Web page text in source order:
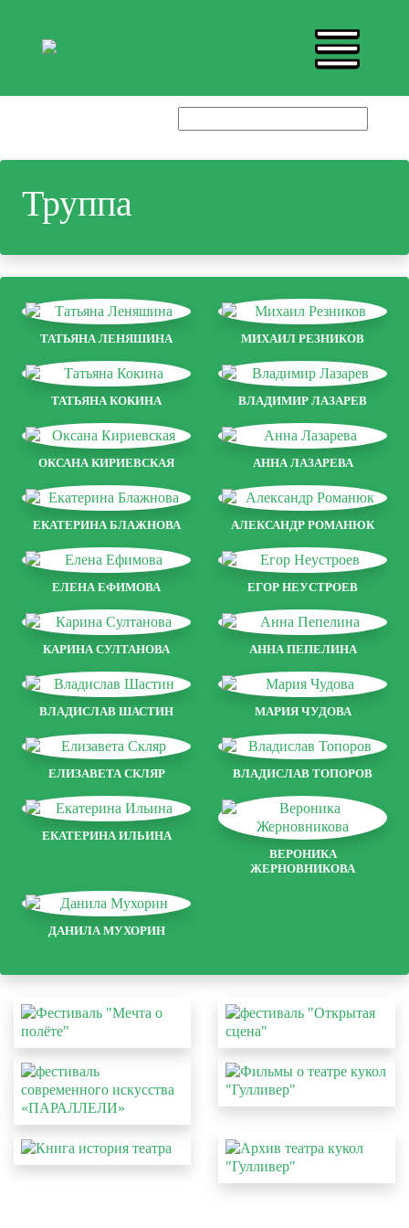
Труппа
ТАТЬЯНА ЛЕНЯШИНА МИХАИЛ РЕЗНИКОВ
ТАТЬЯНА КОКИНА ВЛАДИМИР ЛАЗАРЕВ
ОКСАНА КИРИЕВСКАЯ АННА ЛАЗАРЕВА
ЕКАТЕРИНА БЛАЖНОВА АЛЕКСАНДР РОМАНЮК
ЕЛЕНА ЕФИМОВА ЕГОР НЕУСТРОЕВ
КАРИНА СУЛТАНОВА АННА ПЕПЕЛИНА
ВЛАДИСЛАВ ШАСТИН МАРИЯ ЧУДОВА
ЕЛИЗАВЕТА СКЛЯР ВЛАДИСЛАВ ТОПОРОВ
ЕКАТЕРИНА ИЛЬИНА
ВЕРОНИКА
ЖЕРНОВНИКОВА
ДАНИЛА МУХОРИН